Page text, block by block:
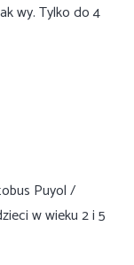
wy. Tylko do 4
Puyol /
w wieku 2 i 5